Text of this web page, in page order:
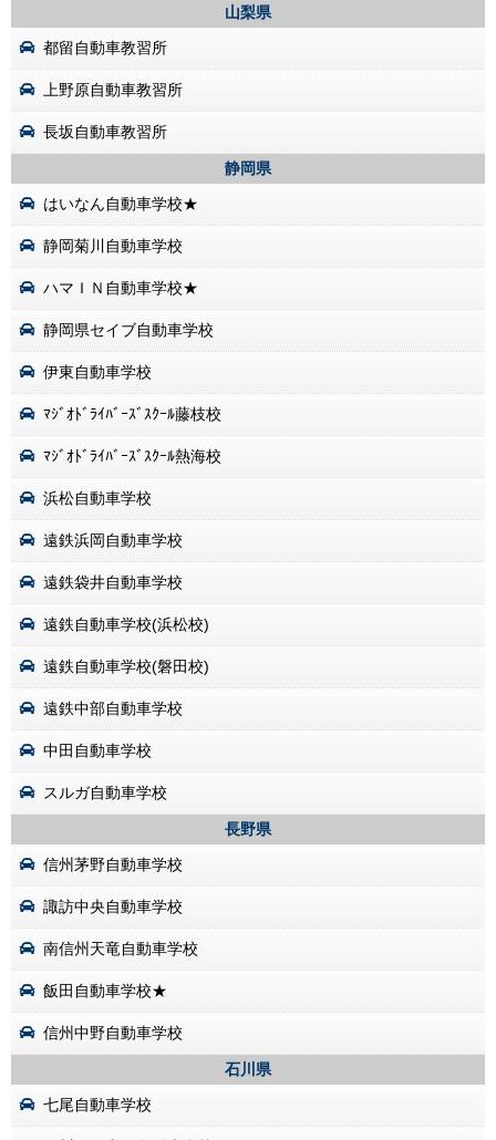
山梨県
都留自動車教習所
上野原自動車教習所
長坂自動車教習所
静岡県
はいなん自動車学校★
静岡菊川自動車学校
ハマＩＮ自動車学校★
静岡県セイブ自動車学校
伊東自動車学校
ﾏｼﾞｵﾄﾞﾗｲﾊﾞｰｽﾞｽｸｰﾙ藤枝校
ﾏｼﾞｵﾄﾞﾗｲﾊﾞｰｽﾞｽｸｰﾙ熱海校
浜松自動車学校
遠鉄浜岡自動車学校
遠鉄袋井自動車学校
遠鉄自動車学校(浜松校)
遠鉄自動車学校(磐田校)
遠鉄中部自動車学校
中田自動車学校
スルガ自動車学校
長野県
信州茅野自動車学校
諏訪中央自動車学校
南信州天竜自動車学校
飯田自動車学校★
信州中野自動車学校
石川県
七尾自動車学校